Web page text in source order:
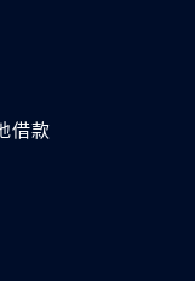
借款